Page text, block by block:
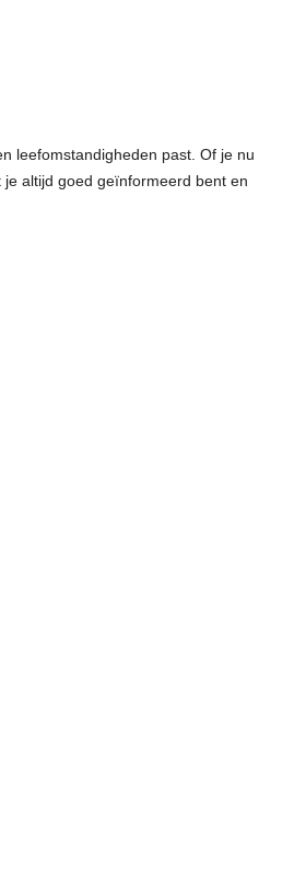
leefomstandigheden past. Of je nu
altijd goed geïnformeerd bent en